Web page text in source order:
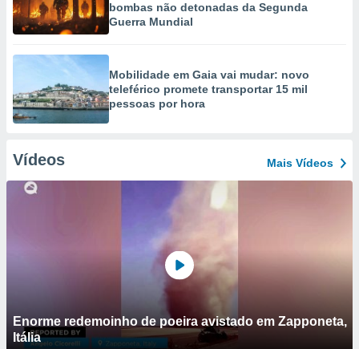
bombas não detonadas da Segunda
Guerra Mundial
Mobilidade em Gaia vai mudar: novo
teleférico promete transportar 15 mil
pessoas por hora
Vídeos Mais Vídeos
Enorme redemoinho de poeira avistado em Zapponeta,
Itália